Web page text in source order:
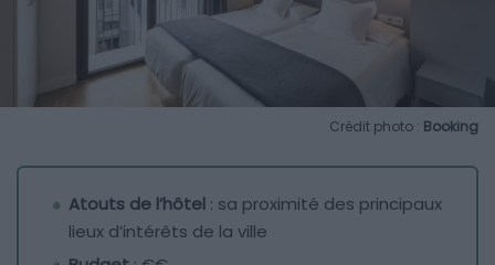
Crédit photo : Booking
Atouts de l’hôtel : sa proximité des principaux
lieux d’intérêts de la ville